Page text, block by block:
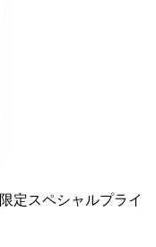
定スペシャルプライ